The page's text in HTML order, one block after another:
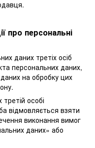
про персональні
даних третіх осіб
персональних даних,
на обробку цих
особі
відмовляється взяти
виконання вимог
даних» або